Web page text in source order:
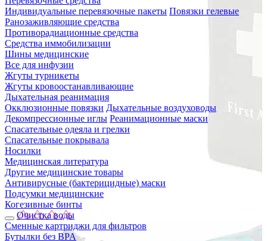
Индивидуальные перевязочные пакеты Повязки гелевые
Ранозаживляющие средства
Противорадиационные средства
Средства иммобилизации
Шины медицинские
Все для инфузии
Жгуты турникеты
Жгуты кровоостанавливающие
Дыхательная реанимация
Окклюзионные повязки Дыхательные воздуховоды
Декомпрессионные иглы Реанимационные маски
Спасательные одеяла и грелки
Спасательные покрывала
Носилки
Медицинская литература
Другие медицинские товары
Антивирусные (бактерицидные) маски
Подсумки медицинские
Когезивные бинты
Очистка воды
Сменные картриджи для фильтров
Бутылки без BPA